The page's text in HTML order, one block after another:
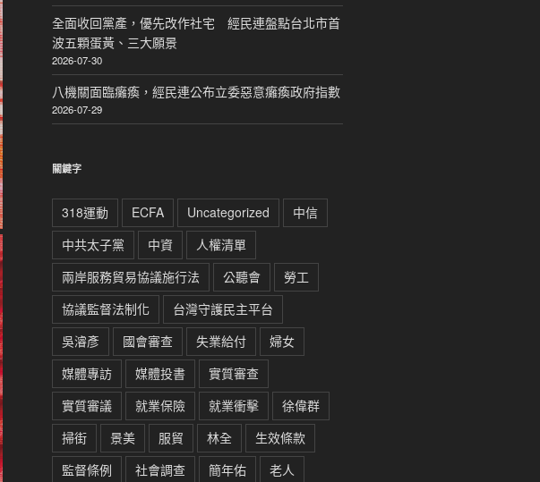
全面收回黨產，優先改作社宅 經民連盤點台北市首
波五顆蛋黃、三大願景
2026-07-30
八機關面臨癱瘓，經民連公布立委惡意癱瘓政府指數
2026-07-29
關鍵字
318運動 ECFA Uncategorized
中信
中共太子黨
中資
人權清單
兩岸服務貿易協議施行法
公聽會
勞工
協議監督法制化
台灣守護民主平台
吳濬彥
國會審查 失業給付
婦女
媒體專訪
媒體投書
實質審查
實質審議
就業保險 就業衝擊
徐偉群
掃街
景美 服貿 林全
生效條款
監督條例
社會調查 簡年佑
老人